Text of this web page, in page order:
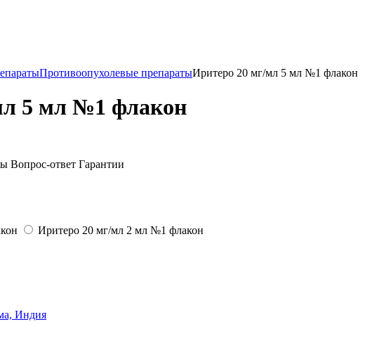
Противоопухолевые препаратыИритеро 20 мг/мл 5 мл №1 флакон
5 мл №1 флакон
Вопрос-ответ Гарантии
Иритеро 20 мг/мл 2 мл №1 флакон
Индия